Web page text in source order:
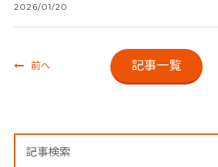
2026/01/20
前へ 記事一覧